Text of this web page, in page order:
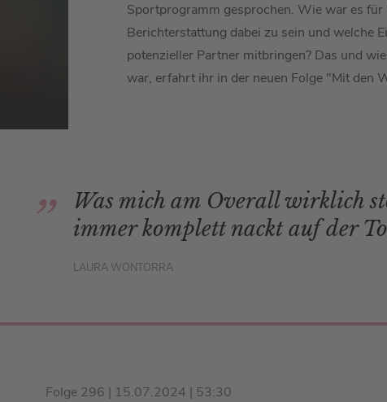
Sportprogramm gesprochen. Wie war es für
Berichterstattung dabei zu sein und welche
potenzieller Partner mitbringen? Das und
war, erfahrt ihr in der neuen Folge "Mit den
Was mich am Overall wirklich
immer komplett nackt auf der
LAURA WONTORRA
Folge 296 | 15.07.2024 | 53:30